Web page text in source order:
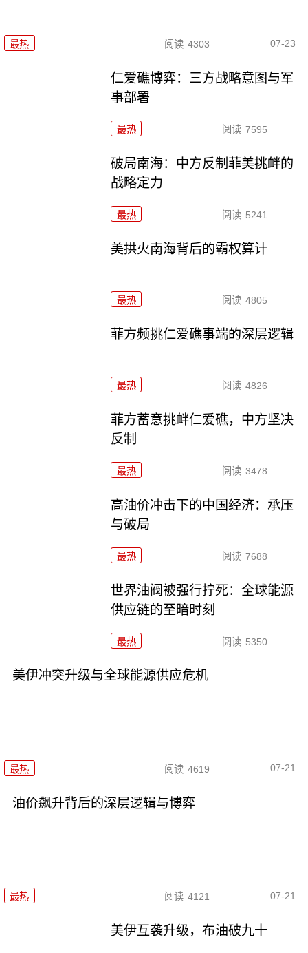
最热 阅读 4303 07-23
仁爱礁博弈：三方战略意图与军
事部署
最热 阅读 7595
破局南海：中方反制菲美挑衅的
战略定力
最热 阅读 5241
美拱火南海背后的霸权算计
最热 阅读 4805
菲方频挑仁爱礁事端的深层逻辑
最热 阅读 4826
菲方蓄意挑衅仁爱礁，中方坚决
反制
最热 阅读 3478
高油价冲击下的中国经济：承压
与破局
最热 阅读 7688
世界油阀被强行拧死：全球能源
供应链的至暗时刻
最热 阅读 5350
美伊冲突升级与全球能源供应危机
最热 阅读 4619 07-21
油价飙升背后的深层逻辑与博弈
最热 阅读 4121 07-21
美伊互袭升级，布油破九十